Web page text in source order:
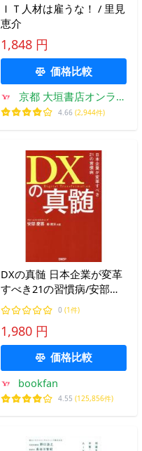
ＩＴ人材は雇うな！ / 里見
恵介
1,848 円
価格比較
京都 大垣書店オンライ
ン
4.66 (2,944件)
DXの真髄 日本企業が変革
すべき21の習慣病/安部慶
喜/柳剛洋
0 (1件)
1,980 円
価格比較
bookfan
4.55 (125,856件)